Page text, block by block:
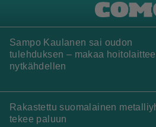
Sampo Kaulanen sai oudon
tulehduksen – makaa
nytkähdellen
Rakastettu suomalainen
tekee paluun